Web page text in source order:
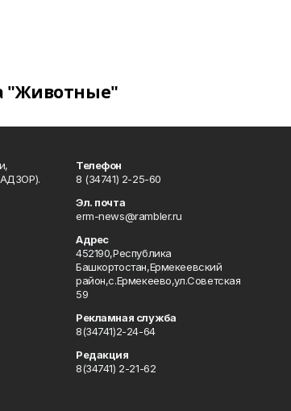
"Животные"
Телефон
8 (34741) 2-25-60
Эл. почта
erm-news@rambler.ru
Адрес
452190,Республика
Башкортостан,Ермекеевский
район,с.Ермекеево,ул.Советская
59
Рекламная служба
8(34741)2-24-64
Редакция
8(34741) 2-21-62